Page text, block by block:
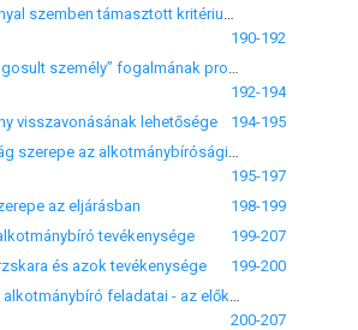
190-192
192-194
visszavonásának lehetősége
194-195
195-197
az eljárásban
198-199
tevékenysége
199-207
és azok tevékenysége
199-200
200-207